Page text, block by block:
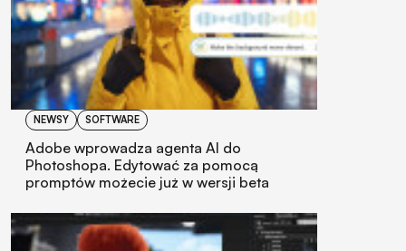
NEWSY SOFTWARE
Adobe wprowadza agenta AI do
Photoshopa. Edytować za pomocą
promptów możecie już w wersji beta